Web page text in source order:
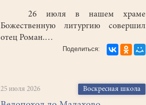
26 июля в нашем храме
Божественную литургию совершил
отец Роман.…
25 июля 2026 Воскресная школа